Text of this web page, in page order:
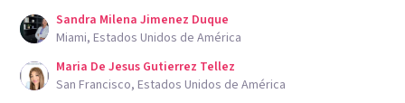
Sandra Milena Jimenez Duque
Miami, Estados Unidos de América
Maria De Jesus Gutierrez Tellez
San Francisco, Estados Unidos de América